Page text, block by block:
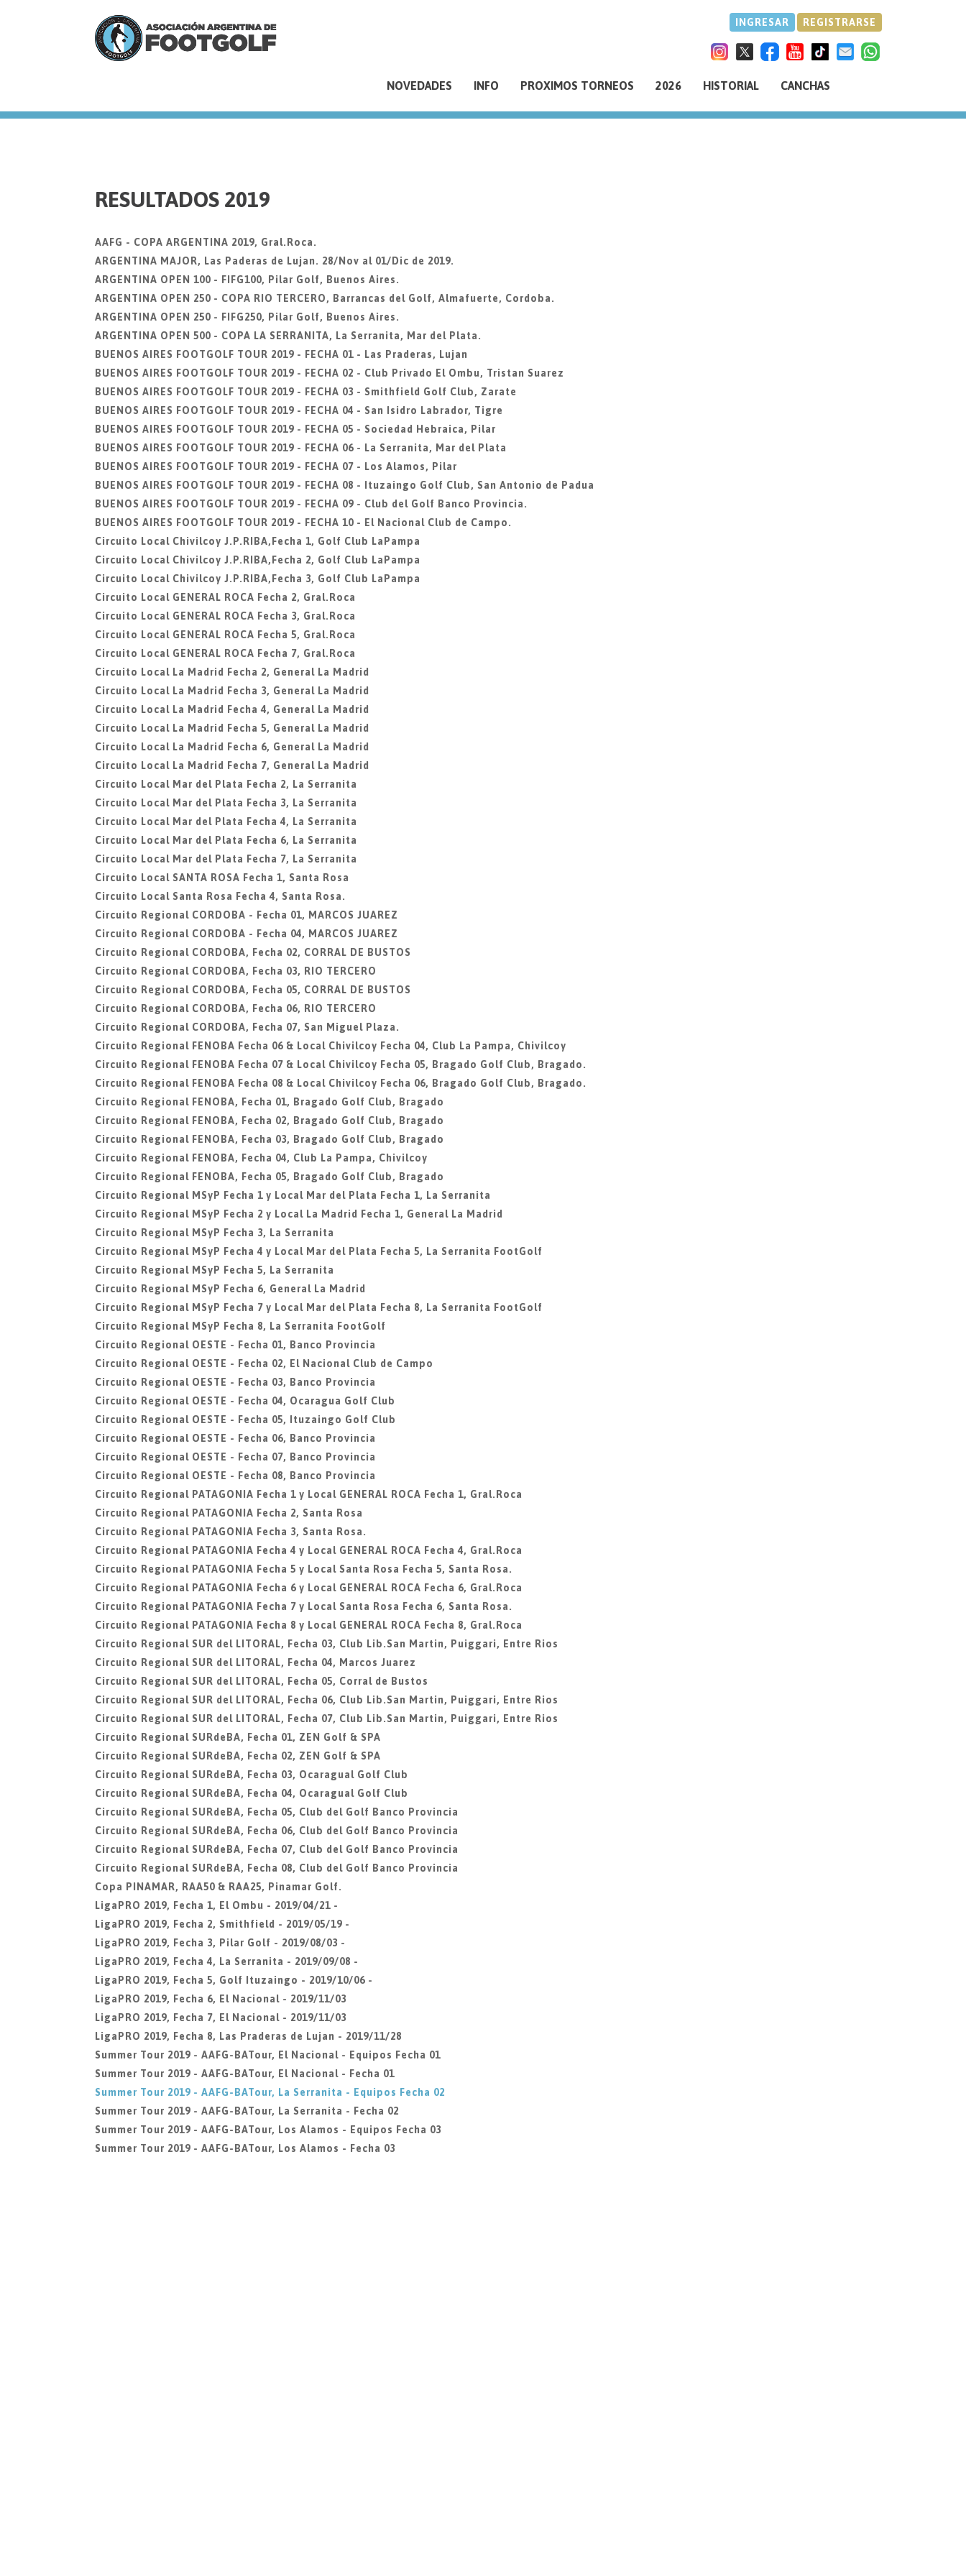
we
INGRESAR REGISTRARSE
NOVEDADES INFO PROXIMOS TORNEOS 2026 HISTORIAL CANCHAS
RESULTADOS 2019
AAFG - COPA ARGENTINA 2019, Gral.Roca.
ARGENTINA MAJOR, Las Paderas de Lujan. 28/Nov al 01/Dic de 2019.
ARGENTINA OPEN 100 - FIFG100, Pilar Golf, Buenos Aires.
ARGENTINA OPEN 250 - COPA RIO TERCERO, Barrancas del Golf, Almafuerte, Cordoba.
ARGENTINA OPEN 250 - FIFG250, Pilar Golf, Buenos Aires.
ARGENTINA OPEN 500 - COPA LA SERRANITA, La Serranita, Mar del Plata.
BUENOS AIRES FOOTGOLF TOUR 2019 - FECHA 01 - Las Praderas, Lujan
BUENOS AIRES FOOTGOLF TOUR 2019 - FECHA 02 - Club Privado El Ombu, Tristan Suarez
BUENOS AIRES FOOTGOLF TOUR 2019 - FECHA 03 - Smithfield Golf Club, Zarate
BUENOS AIRES FOOTGOLF TOUR 2019 - FECHA 04 - San Isidro Labrador, Tigre
BUENOS AIRES FOOTGOLF TOUR 2019 - FECHA 05 - Sociedad Hebraica, Pilar
BUENOS AIRES FOOTGOLF TOUR 2019 - FECHA 06 - La Serranita, Mar del Plata
BUENOS AIRES FOOTGOLF TOUR 2019 - FECHA 07 - Los Alamos, Pilar
BUENOS AIRES FOOTGOLF TOUR 2019 - FECHA 08 - Ituzaingo Golf Club, San Antonio de Padua
BUENOS AIRES FOOTGOLF TOUR 2019 - FECHA 09 - Club del Golf Banco Provincia.
BUENOS AIRES FOOTGOLF TOUR 2019 - FECHA 10 - El Nacional Club de Campo.
Circuito Local Chivilcoy J.P.RIBA,Fecha 1, Golf Club LaPampa
Circuito Local Chivilcoy J.P.RIBA,Fecha 2, Golf Club LaPampa
Circuito Local Chivilcoy J.P.RIBA,Fecha 3, Golf Club LaPampa
Circuito Local GENERAL ROCA Fecha 2, Gral.Roca
Circuito Local GENERAL ROCA Fecha 3, Gral.Roca
Circuito Local GENERAL ROCA Fecha 5, Gral.Roca
Circuito Local GENERAL ROCA Fecha 7, Gral.Roca
Circuito Local La Madrid Fecha 2, General La Madrid
Circuito Local La Madrid Fecha 3, General La Madrid
Circuito Local La Madrid Fecha 4, General La Madrid
Circuito Local La Madrid Fecha 5, General La Madrid
Circuito Local La Madrid Fecha 6, General La Madrid
Circuito Local La Madrid Fecha 7, General La Madrid
Circuito Local Mar del Plata Fecha 2, La Serranita
Circuito Local Mar del Plata Fecha 3, La Serranita
Circuito Local Mar del Plata Fecha 4, La Serranita
Circuito Local Mar del Plata Fecha 6, La Serranita
Circuito Local Mar del Plata Fecha 7, La Serranita
Circuito Local SANTA ROSA Fecha 1, Santa Rosa
Circuito Local Santa Rosa Fecha 4, Santa Rosa.
Circuito Regional CORDOBA - Fecha 01, MARCOS JUAREZ
Circuito Regional CORDOBA - Fecha 04, MARCOS JUAREZ
Circuito Regional CORDOBA, Fecha 02, CORRAL DE BUSTOS
Circuito Regional CORDOBA, Fecha 03, RIO TERCERO
Circuito Regional CORDOBA, Fecha 05, CORRAL DE BUSTOS
Circuito Regional CORDOBA, Fecha 06, RIO TERCERO
Circuito Regional CORDOBA, Fecha 07, San Miguel Plaza.
Circuito Regional FENOBA Fecha 06 & Local Chivilcoy Fecha 04, Club La Pampa, Chivilcoy
Circuito Regional FENOBA Fecha 07 & Local Chivilcoy Fecha 05, Bragado Golf Club, Bragado.
Circuito Regional FENOBA Fecha 08 & Local Chivilcoy Fecha 06, Bragado Golf Club, Bragado.
Circuito Regional FENOBA, Fecha 01, Bragado Golf Club, Bragado
Circuito Regional FENOBA, Fecha 02, Bragado Golf Club, Bragado
Circuito Regional FENOBA, Fecha 03, Bragado Golf Club, Bragado
Circuito Regional FENOBA, Fecha 04, Club La Pampa, Chivilcoy
Circuito Regional FENOBA, Fecha 05, Bragado Golf Club, Bragado
Circuito Regional MSyP Fecha 1 y Local Mar del Plata Fecha 1, La Serranita
Circuito Regional MSyP Fecha 2 y Local La Madrid Fecha 1, General La Madrid
Circuito Regional MSyP Fecha 3, La Serranita
Circuito Regional MSyP Fecha 4 y Local Mar del Plata Fecha 5, La Serranita FootGolf
Circuito Regional MSyP Fecha 5, La Serranita
Circuito Regional MSyP Fecha 6, General La Madrid
Circuito Regional MSyP Fecha 7 y Local Mar del Plata Fecha 8, La Serranita FootGolf
Circuito Regional MSyP Fecha 8, La Serranita FootGolf
Circuito Regional OESTE - Fecha 01, Banco Provincia
Circuito Regional OESTE - Fecha 02, El Nacional Club de Campo
Circuito Regional OESTE - Fecha 03, Banco Provincia
Circuito Regional OESTE - Fecha 04, Ocaragua Golf Club
Circuito Regional OESTE - Fecha 05, Ituzaingo Golf Club
Circuito Regional OESTE - Fecha 06, Banco Provincia
Circuito Regional OESTE - Fecha 07, Banco Provincia
Circuito Regional OESTE - Fecha 08, Banco Provincia
Circuito Regional PATAGONIA Fecha 1 y Local GENERAL ROCA Fecha 1, Gral.Roca
Circuito Regional PATAGONIA Fecha 2, Santa Rosa
Circuito Regional PATAGONIA Fecha 3, Santa Rosa.
Circuito Regional PATAGONIA Fecha 4 y Local GENERAL ROCA Fecha 4, Gral.Roca
Circuito Regional PATAGONIA Fecha 5 y Local Santa Rosa Fecha 5, Santa Rosa.
Circuito Regional PATAGONIA Fecha 6 y Local GENERAL ROCA Fecha 6, Gral.Roca
Circuito Regional PATAGONIA Fecha 7 y Local Santa Rosa Fecha 6, Santa Rosa.
Circuito Regional PATAGONIA Fecha 8 y Local GENERAL ROCA Fecha 8, Gral.Roca
Circuito Regional SUR del LITORAL, Fecha 03, Club Lib.San Martin, Puiggari, Entre Rios
Circuito Regional SUR del LITORAL, Fecha 04, Marcos Juarez
Circuito Regional SUR del LITORAL, Fecha 05, Corral de Bustos
Circuito Regional SUR del LITORAL, Fecha 06, Club Lib.San Martin, Puiggari, Entre Rios
Circuito Regional SUR del LITORAL, Fecha 07, Club Lib.San Martin, Puiggari, Entre Rios
Circuito Regional SURdeBA, Fecha 01, ZEN Golf & SPA
Circuito Regional SURdeBA, Fecha 02, ZEN Golf & SPA
Circuito Regional SURdeBA, Fecha 03, Ocaragual Golf Club
Circuito Regional SURdeBA, Fecha 04, Ocaragual Golf Club
Circuito Regional SURdeBA, Fecha 05, Club del Golf Banco Provincia
Circuito Regional SURdeBA, Fecha 06, Club del Golf Banco Provincia
Circuito Regional SURdeBA, Fecha 07, Club del Golf Banco Provincia
Circuito Regional SURdeBA, Fecha 08, Club del Golf Banco Provincia
Copa PINAMAR, RAA50 & RAA25, Pinamar Golf.
LigaPRO 2019, Fecha 1, El Ombu - 2019/04/21 -
LigaPRO 2019, Fecha 2, Smithfield - 2019/05/19 -
LigaPRO 2019, Fecha 3, Pilar Golf - 2019/08/03 -
LigaPRO 2019, Fecha 4, La Serranita - 2019/09/08 -
LigaPRO 2019, Fecha 5, Golf Ituzaingo - 2019/10/06 -
LigaPRO 2019, Fecha 6, El Nacional - 2019/11/03
LigaPRO 2019, Fecha 7, El Nacional - 2019/11/03
LigaPRO 2019, Fecha 8, Las Praderas de Lujan - 2019/11/28
Summer Tour 2019 - AAFG-BATour, El Nacional - Equipos Fecha 01
Summer Tour 2019 - AAFG-BATour, El Nacional - Fecha 01
Summer Tour 2019 - AAFG-BATour, La Serranita - Equipos Fecha 02
Summer Tour 2019 - AAFG-BATour, La Serranita - Fecha 02
Summer Tour 2019 - AAFG-BATour, Los Alamos - Equipos Fecha 03
Summer Tour 2019 - AAFG-BATour, Los Alamos - Fecha 03